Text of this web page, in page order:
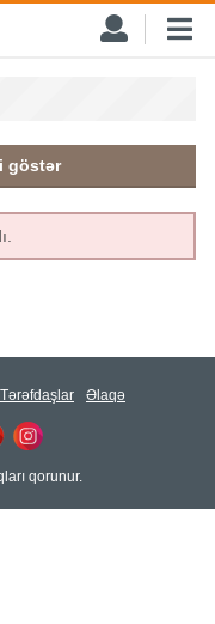
göstər
Tərəfdaşlar Əlaqə
qorunur.